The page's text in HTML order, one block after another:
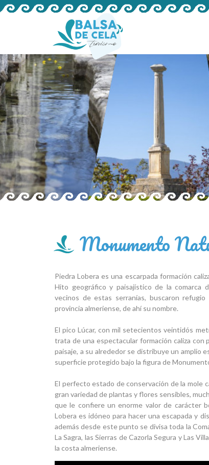
Monumento
Piedra Lobera es una escarpada formación
Hito geográfico y paisajístico de la comarca
vecinos de estas serranías, buscaron
provincia almeriense, de ahí su nombre.
El pico Lúcar, con mil setecientos veintidós
trata de una espectacular formación caliza con
paisaje, a su alrededor se distribuye un amplio
superficie protegido bajo la figura de
El perfecto estado de conservación de la mole
gran variedad de plantas y flores sensibles,
que le confiere un enorme valor de carácter
Lobera es idóneo para hacer una escapada y
además desde este punto se divisa toda la
La Sagra, las Sierras de Cazorla Segura y Las
la costa almeriense.